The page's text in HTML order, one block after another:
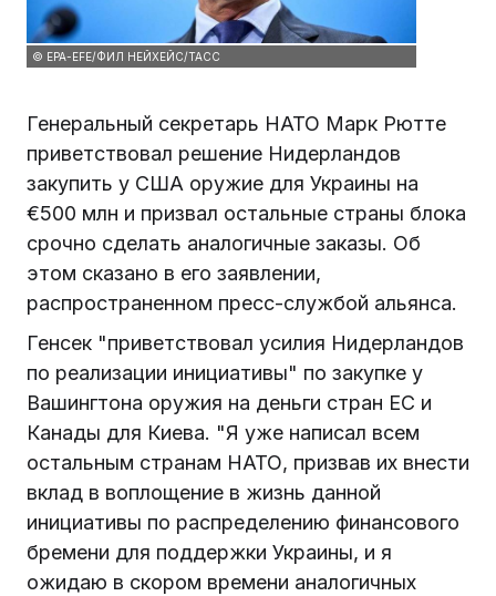
© EPA-EFE/ФИЛ НЕЙХЕЙС/ТАСС
Генеральный секретарь НАТО Марк Рютте
приветствовал решение Нидерландов
закупить у США оружие для Украины на
€500 млн и призвал остальные страны блока
срочно сделать аналогичные заказы. Об
этом сказано в его заявлении,
распространенном пресс-службой альянса.
Генсек "приветствовал усилия Нидерландов
по реализации инициативы" по закупке у
Вашингтона оружия на деньги стран ЕС и
Канады для Киева. "Я уже написал всем
остальным странам НАТО, призвав их внести
вклад в воплощение в жизнь данной
инициативы по распределению финансового
бремени для поддержки Украины, и я
ожидаю в скором времени аналогичных